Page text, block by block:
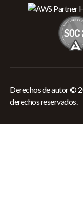
Derechos de autor ©
derechos reservados.